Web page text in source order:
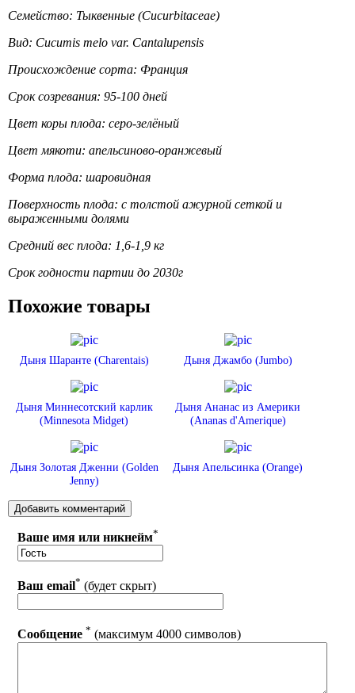
Семейство: Тыквенные (Cucurbitaceae)
Вид: Cucumis melo var. Cantalupensis
Происхождение сорта: Франция
Срок созревания: 95-100 дней
Цвет коры плода: серо-зелёный
Цвет мякоти: апельсиново-оранжевый
Форма плода: шаровидная
Поверхность плода: с толстой ажурной сеткой и
выраженными долями
Средний вес плода: 1,6-1,9 кг
Срок годности партии до 2030г
Похожие товары
Дыня Шаранте (Charentais) Дыня Джамбо (Jumbo)
Дыня Миннесотский карлик
(Minnesota Midget)
Дыня Ананас из Америки
(Ananas d'Amerique)
Дыня Золотая Дженни (Golden
Jenny)
Дыня Апельсинка (Orange)
Ваше имя или никнейм*
Ваш email* (будет скрыт)
Сообщение * (максимум 4000 символов)